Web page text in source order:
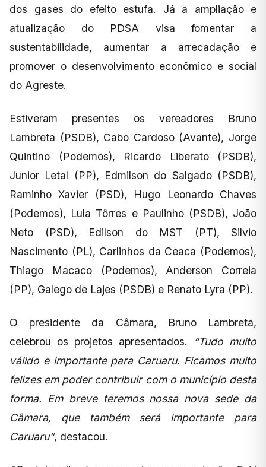
dos gases do efeito estufa. Já a ampliação e
atualização do PDSA visa fomentar a
sustentabilidade, aumentar a arrecadação e
promover o desenvolvimento econômico e social
do Agreste.
Estiveram presentes os vereadores Bruno
Lambreta (PSDB), Cabo Cardoso (Avante), Jorge
Quintino (Podemos), Ricardo Liberato (PSDB),
Junior Letal (PP), Edmilson do Salgado (PSDB),
Raminho Xavier (PSD), Hugo Leonardo Chaves
(Podemos), Lula Tôrres e Paulinho (PSDB), João
Neto (PSD), Edilson do MST (PT), Silvio
Nascimento (PL), Carlinhos da Ceaca (Podemos),
Thiago Macaco (Podemos), Anderson Correia
(PP), Galego de Lajes (PSDB) e Renato Lyra (PP).
O presidente da Câmara, Bruno Lambreta,
celebrou os projetos apresentados.
“Tudo muito
válido e importante para Caruaru. Ficamos muito
felizes em poder contribuir com o município desta
forma. Em breve teremos nossa nova sede da
Câmara, que também será importante para
Caruaru”, destacou.